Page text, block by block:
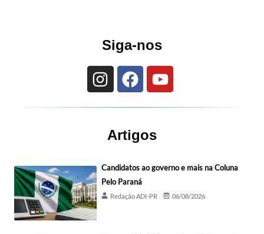
Siga-nos
Artigos
Candidatos ao governo e mais na Coluna
Pelo Paraná
Redação ADI-PR 06/08/2026